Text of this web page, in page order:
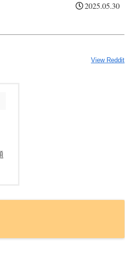
2025.05.30
View Reddit